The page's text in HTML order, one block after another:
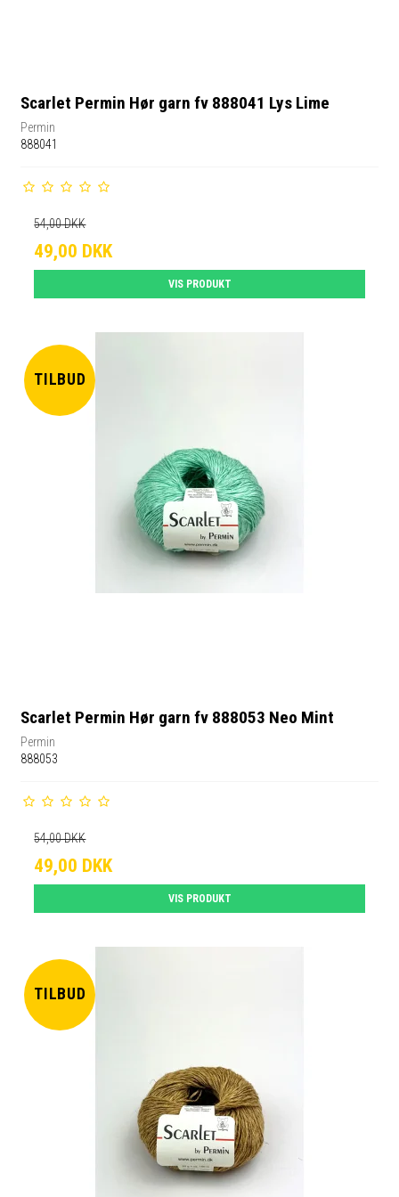
Scarlet Permin Hør garn fv 888041 Lys Lime
Permin
888041
54,00 DKK
49,00 DKK
VIS PRODUKT
TILBUD
Scarlet Permin Hør garn fv 888053 Neo Mint
Permin
888053
54,00 DKK
49,00 DKK
VIS PRODUKT
TILBUD